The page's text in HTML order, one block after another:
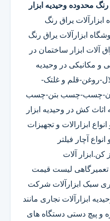
رنگ محدوده وحیدیه ابزار
ابزارآلات یراق رنگ
ابزارآلات یراق رنگ
آلات ابزار ساختمان در
و مکانیکی در وحیدیه
روغن-قلم و غلتک-
چسب-چسب بتن-چسب
کش در وحیدیه ابزار
ابزارالات و تجهیزات
آچار فیلتر
آلات
تعمیرگاهی لیست قیمت
سبک ابزارآلات شرکت
ابزارآلات نجاری مانند
و پیچ دستی دستگاه های